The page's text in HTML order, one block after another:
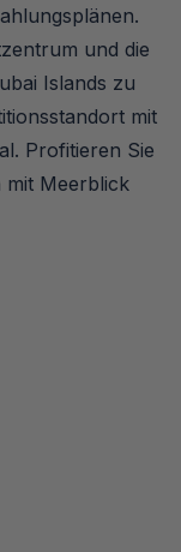
und die
Islands zu
mit
Profitieren Sie
mit Meerblick